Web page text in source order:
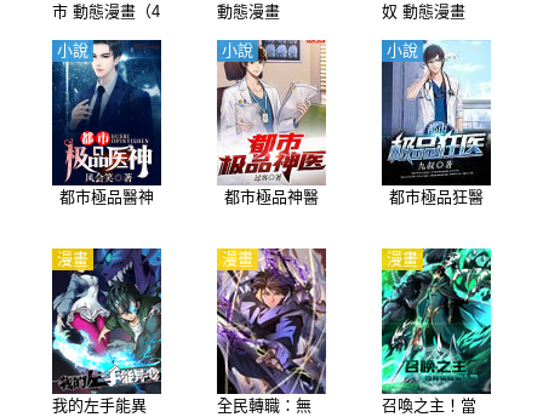
市 動態漫畫（4
動態漫畫
奴 動態漫畫
都市極品醫神
小說
都市極品神醫
小說
都市極品狂醫
小說
我的左手能異
漫畫
全民轉職：無
漫畫
召喚之主！當
漫畫